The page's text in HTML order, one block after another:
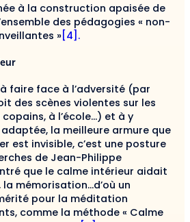
à la construction apaisée de
des pédagogies « non-
»[4].
faire face à l’adversité (par
des scènes violentes sur les
à l’école…) et à y
la meilleure armure que
est invisible, c’est une posture
de Jean-Philippe
que le calme intérieur aidait
mémorisation…d’où un
pour la méditation
comme la méthode « Calme